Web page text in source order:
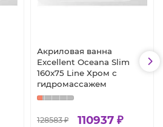
Акриловая ванна
Excellent Oceana Slim
160x75 Line Хром с
гидромассажем
128583 ₽ 110937 ₽